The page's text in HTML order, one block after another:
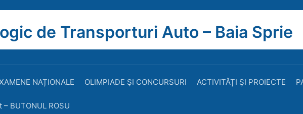
de Transporturi Auto – Baia Sprie
NAȚIONALE OLIMPIADE ŞI CONCURSURI ACTIVITĂȚI ŞI PROIECTE
BUTONUL ROSU